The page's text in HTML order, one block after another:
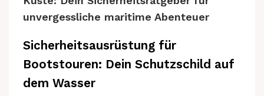
unvergessliche maritime Abenteuer
Sicherheitsausrüstung für
Bootstouren: Dein Schutzschild auf
dem Wasser